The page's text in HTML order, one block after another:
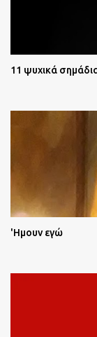
11 ψυχικά
'Ημουν εγώ